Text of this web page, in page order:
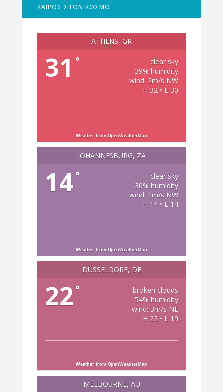
ΚΑΙΡΟΣ ΣΤΟΝ ΚΟΣΜΟ
ATHENS, GR
31 °
clear sky
39% humidity
wind: 2m/s NW
H 32 • L 30
Weather from OpenWeatherMap
JOHANNESBURG, ZA
14°
clear sky
30% humidity
wind: 1m/s NW
H 14 • L 14
Weather from OpenWeatherMap
DÜSSELDORF, DE
22 °
broken clouds
54% humidity
wind: 3m/s NE
H 22 • L 19
Weather from OpenWeatherMap
MELBOURNE, AU